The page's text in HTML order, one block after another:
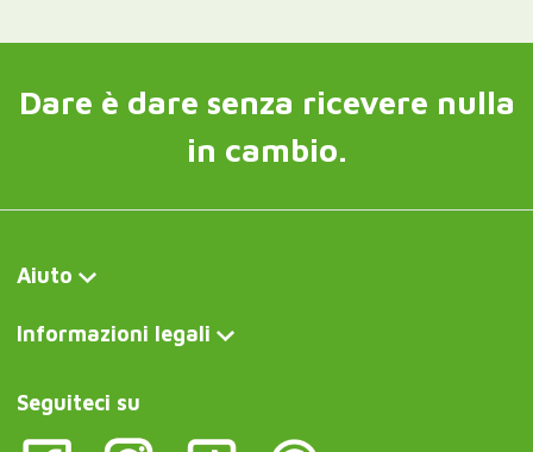
Dare è dare senza ricevere nulla
in cambio.
Aiuto
Informazioni legali
Seguiteci su